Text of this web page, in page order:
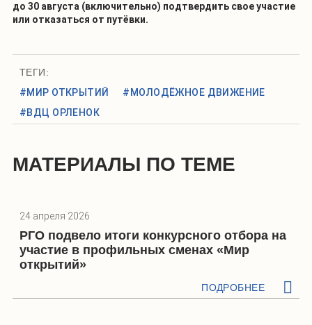
до 30 августа (включительно) подтвердить свое участие
или отказаться от путёвки.
ТЕГИ:
#МИР ОТКРЫТИЙ
#МОЛОДЁЖНОЕ ДВИЖЕНИЕ
#ВДЦ ОРЛЕНОК
МАТЕРИАЛЫ ПО ТЕМЕ
24 апреля 2026
РГО подвело итоги конкурсного отбора на
участие в профильных сменах «Мир
открытий»
ПОДРОБНЕЕ